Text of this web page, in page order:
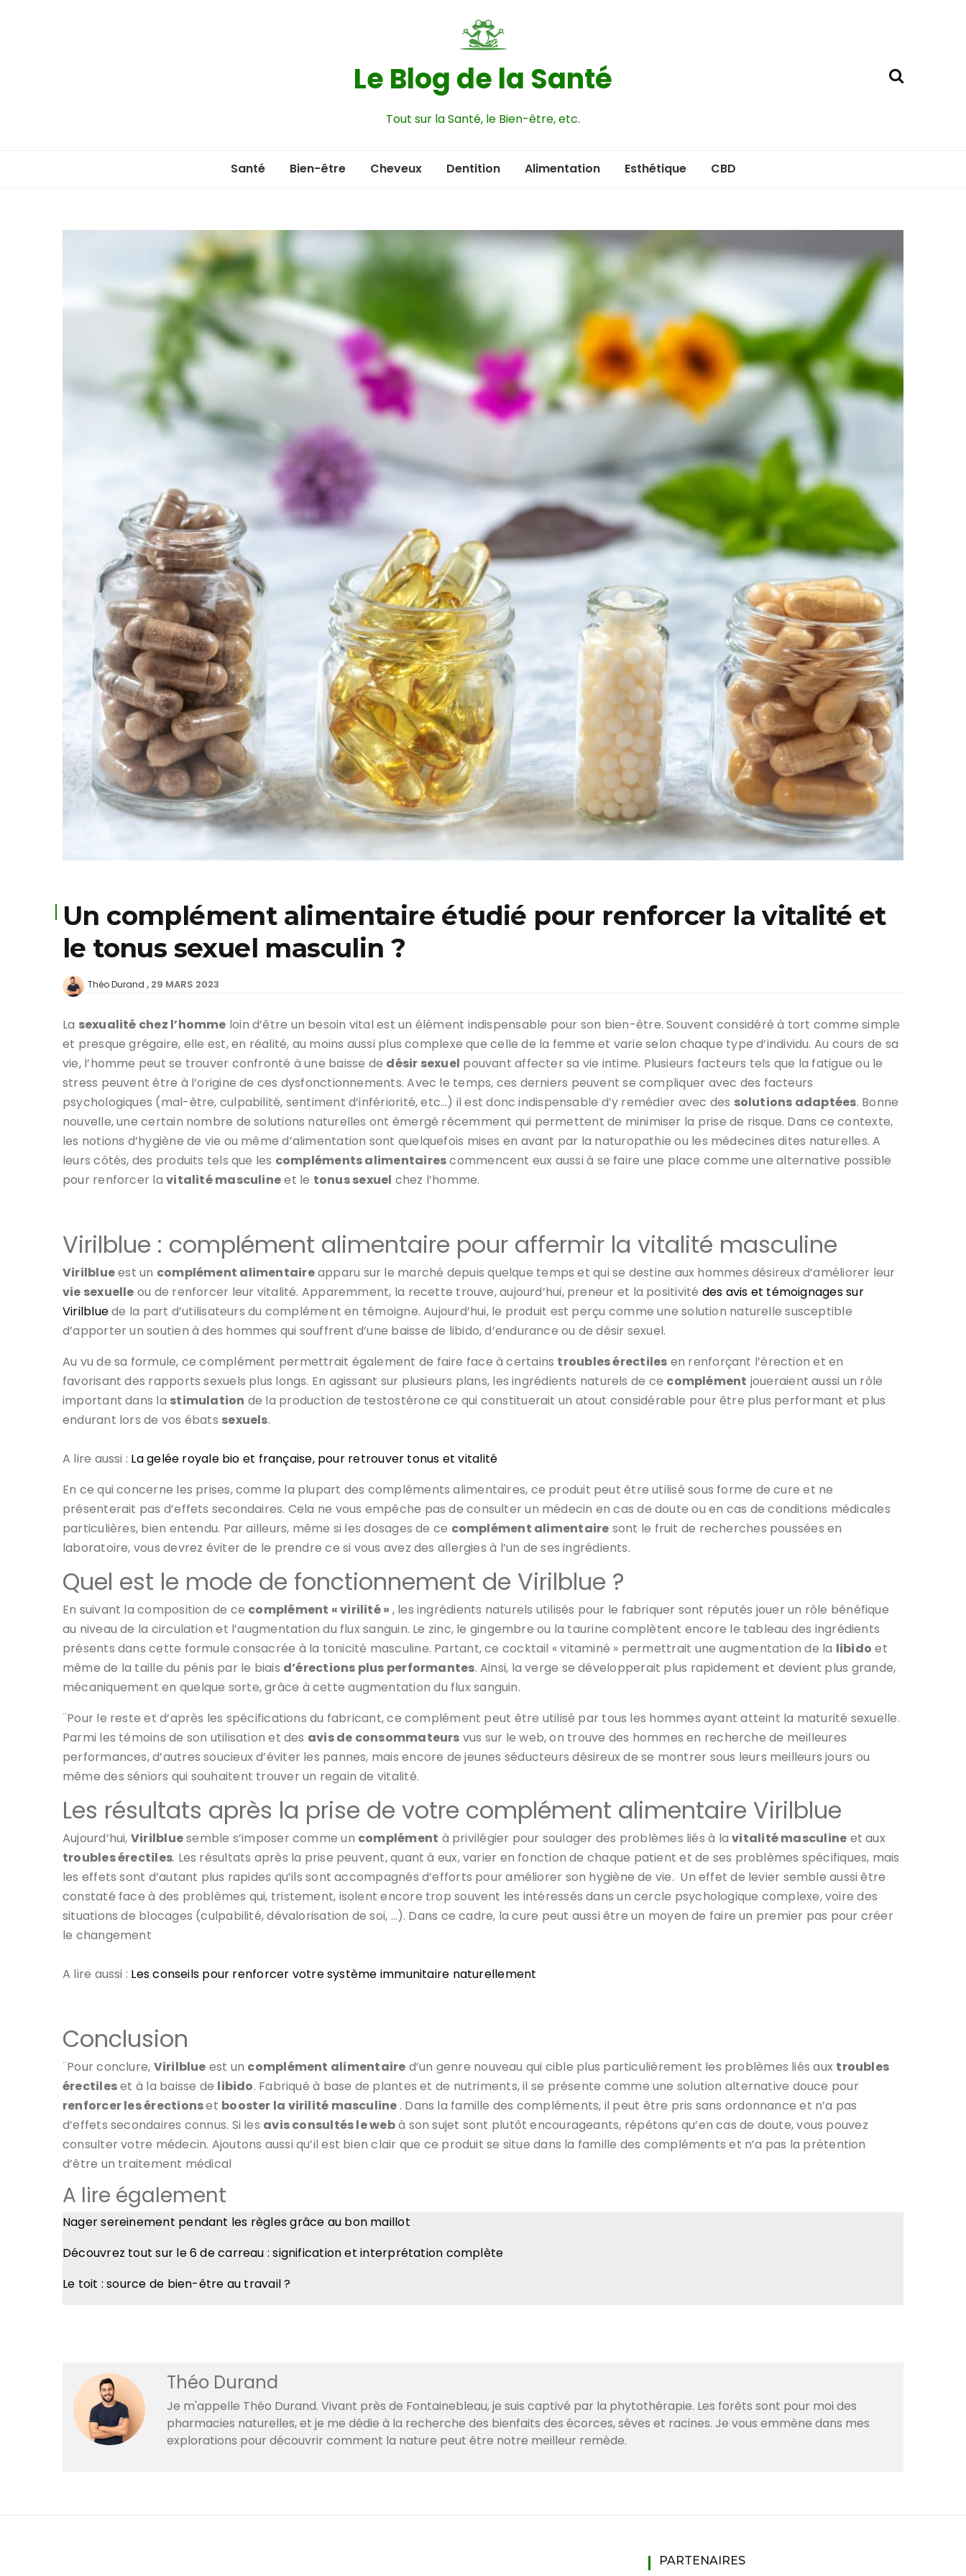
Le Blog de la Santé
Tout sur la Santé, le Bien-être, etc.
Santé Bien-être Cheveux Dentition Alimentation Esthétique CBD
Un complément alimentaire étudié pour renforcer la vitalité et
le tonus sexuel masculin ?
Théo Durand 29 MARS 2023
La sexualité chez l’homme loin d’être un besoin vital est un élément indispensable pour son bien-être. Souvent considéré à tort comme simple
et presque grégaire, elle est, en réalité, au moins aussi plus complexe que celle de la femme et varie selon chaque type d’individu. Au cours de sa
vie, l’homme peut se trouver confronté à une baisse de désir sexuel pouvant affecter sa vie intime. Plusieurs facteurs tels que la fatigue ou le
stress peuvent être à l’origine de ces dysfonctionnements. Avec le temps, ces derniers peuvent se compliquer avec des facteurs
psychologiques (mal-être, culpabilité, sentiment d’infériorité, etc…) il est donc indispensable d’y remédier avec des solutions adaptées. Bonne
nouvelle, une certain nombre de solutions naturelles ont émergé récemment qui permettent de minimiser la prise de risque. Dans ce contexte,
les notions d’hygiène de vie ou même d’alimentation sont quelquefois mises en avant par la naturopathie ou les médecines dites naturelles. A
leurs côtés, des produits tels que les compléments alimentairescommencent eux aussi à se faire une place comme une alternative possible
pour renforcer lavitalité masculineet le tonus sexuel chez l’homme.
Virilblue : complément alimentaire pour affermir la vitalité masculine
Virilblueest un complément alimentaireapparu sur le marché depuis quelque temps et qui se destine aux hommes désireux d’améliorer leur
vie sexuelle ou de renforcer leur vitalité. Apparemment, la recette trouve, aujourd’hui, preneur et la positivité des avis et témoignages sur
Virilbluede la part d’utilisateurs du complément en témoigne. Aujourd’hui, le produit est perçu comme une solution naturelle susceptible
d’apporter un soutien à des hommes qui souffrent d’une baisse de libido, d’endurance ou de désir sexuel.
Au vu de sa formule, ce complément permettrait également de faire face à certains troubles érectiles en renforçant l’érection et en
favorisant des rapports sexuels plus longs. En agissant sur plusieurs plans, les ingrédients naturels de ce complément joueraient aussi un rôle
important dans la stimulation de la production de testostérone ce qui constituerait un atout considérable pour être plus performant et plus
endurant lors de vos ébats sexuels.
A lire aussi : La gelée royale bio et française, pour retrouver tonus et vitalité
En ce qui concerne les prises, comme la plupart des compléments alimentaires, ce produit peut être utilisé sous forme de cure et ne
présenterait pas d’effets secondaires. Cela ne vous empêche pas de consulter un médecin en cas de doute ou en cas de conditions médicales
particulières, bien entendu. Par ailleurs, même si les dosages de ce complément alimentaire sont le fruit de recherches poussées en
laboratoire, vous devrez éviter de le prendre ce si vous avez des allergies à l’un de ses ingrédients.
Quel est le mode de fonctionnement de Virilblue ?
En suivant la composition de ce complément « virilité » , les ingrédients naturels utilisés pour le fabriquer sont réputés jouer un rôle bénéfique
au niveau de la circulation et l’augmentation du flux sanguin. Le zinc, le gingembre ou la taurine complètent encore le tableau des ingrédients
présents dans cette formule consacrée à la tonicité masculine. Partant, ce cocktail « vitaminé » permettrait une augmentation de la libido et
même de la taille du pénis par le biais d’érections plus performantes. Ainsi, la verge se développerait plus rapidement et devient plus grande,
mécaniquement en quelque sorte, grâce à cette augmentation du flux sanguin.
¨Pour le reste et d’après les spécifications du fabricant, ce complément peut être utilisé par tous les hommes ayant atteint la maturité sexuelle.
Parmi les témoins de son utilisation et des avis de consommateurs vus sur le web, on trouve des hommes en recherche de meilleures
performances, d’autres soucieux d’éviter les pannes, mais encore de jeunes séducteurs désireux de se montrer sous leurs meilleurs jours ou
même des séniors qui souhaitent trouver un regain de vitalité.
Les résultats après la prise de votre complément alimentaire Virilblue
Aujourd’hui, Virilbluesemble s’imposer comme un complément à privilégier pour soulager des problèmes liés à lavitalité masculine et aux
troubles érectiles. Les résultats après la prise peuvent, quant à eux, varier en fonction de chaque patient et de ses problèmes spécifiques, mais
les effets sont d’autant plus rapides qu’ils sont accompagnés d’efforts pour améliorer son hygiène de vie. Un effet de levier semble aussi être
constaté face à des problèmes qui, tristement, isolent encore trop souvent les intéressés dans un cercle psychologique complexe, voire des
situations de blocages (culpabilité, dévalorisation de soi, …). Dans ce cadre, la cure peut aussi être un moyen de faire un premier pas pour créer
le changement
A lire aussi : Les conseils pour renforcer votre système immunitaire naturellement
Conclusion
¨Pour conclure, Virilblue est un complément alimentaire d’un genre nouveau qui cible plus particulièrement les problèmes liés aux troubles
érectileset à la baisse de libido. Fabriqué à base de plantes et de nutriments, il se présente comme une solution alternative douce pour
renforcer les érectionset booster la virilité masculine . Dans la famille des compléments, il peut être pris sans ordonnance et n’a pas
d’effets secondaires connus. Si les avis consultés le webà son sujet sont plutôt encourageants, répétons qu’en cas de doute, vous pouvez
consulter votre médecin. Ajoutons aussi qu’il est bien clair que ce produit se situe dans la famille des compléments et n’a pas la prétention
d’être un traitement médical
A lire également
Nager sereinement pendant les règles grâce au bon maillot
Découvrez tout sur le 6 de carreau : signification et interprétation complète
Le toit : source de bien-être au travail ?
Théo Durand
Je m'appelle Théo Durand. Vivant près de Fontainebleau, je suis captivé par la phytothérapie. Les forêts sont pour moi des
pharmacies naturelles, et je me dédie à la recherche des bienfaits des écorces, sèves et racines. Je vous emmène dans mes
explorations pour découvrir comment la nature peut être notre meilleur remède.
PARTENAIRES